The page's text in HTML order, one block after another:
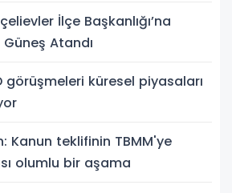
İlçe Başkanlığı’na
Atandı
görüşmeleri küresel piyasaları
Kanun teklifinin TBMM'ye
olumlu bir aşama